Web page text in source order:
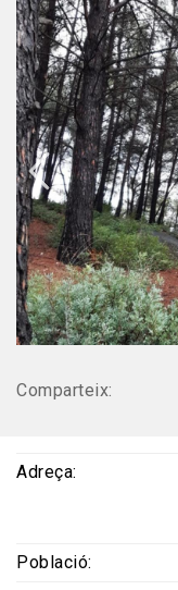
Comparteix:
Adreça
Població